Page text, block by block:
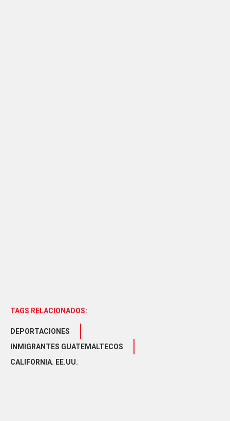
TAGS RELACIONADOS:
DEPORTACIONES
INMIGRANTES GUATEMALTECOS
CALIFORNIA. EE.UU.